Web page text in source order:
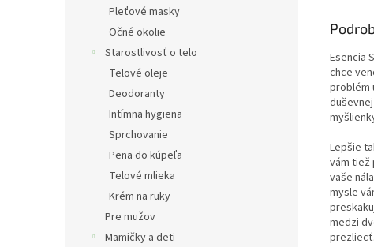
Pleťové masky
Očné okolie
Starostlivosť o telo
Telové oleje
Deodoranty
Intímna hygiena
Sprchovanie
Pena do kúpeľa
Telové mlieka
Krém na ruky
Pre mužov
Mamičky a deti
Esencia
chce
problém
Lepšie
vám tiež
vaše
mysle
medzi